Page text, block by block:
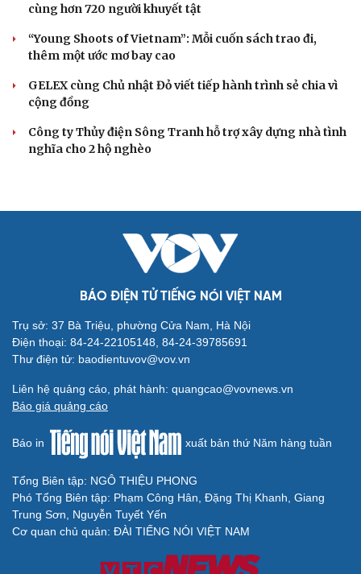
cùng hơn 720 người khuyết tật
“Young Shoots of Vietnam”: Mỗi cuốn sách trao đi,
thêm một ước mơ bay cao
GELEX cùng Chủ nhật Đỏ viết tiếp hành trình sẻ chia vì
cộng đồng
Công ty Thủy điện Sông Tranh hỗ trợ xây dựng nhà tình
nghĩa cho 2 hộ nghèo
BÁO ĐIỆN TỬ TIẾNG NÓI VIỆT NAM
Trụ sở: 37 Bà Triệu, phường Cửa Nam, Hà Nội
Điện thoại: 84-24-22105148, 84-24-39785691
Thư điện tử: baodientuvov@vov.vn
Liên hệ quảng cáo, phát hành: quangcao@vovnews.vn
Báo giá quảng cáo
Báo in xuất bản thứ Năm hàng tuần
Tổng Biên tập: NGÔ THIỆU PHONG
Phó Tổng Biên tập: Phạm Công Hân, Đặng Thị Khanh, Giang
Trung Sơn, Nguyễn Tuyết Yến
Cơ quan chủ quản: ĐÀI TIẾNG NÓI VIỆT NAM